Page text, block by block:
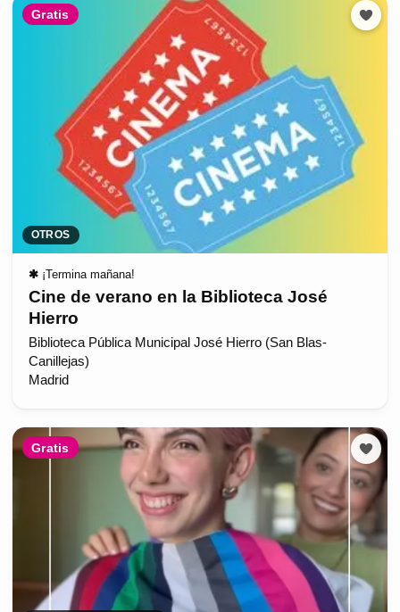
Gratis
OTROS
✱ ¡Termina mañana!
Cine de verano en la Biblioteca José
Hierro
Biblioteca Pública Municipal José Hierro (San Blas-
Canillejas)
Madrid
Gratis